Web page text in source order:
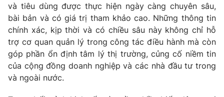
và tiêu dùng được thực hiện ngày càng chuyên sâu,
bài bản và có giá trị tham khảo cao. Những thông tin
chính xác, kịp thời và có chiều sâu này không chỉ hỗ
trợ cơ quan quản lý trong công tác điều hành mà còn
góp phần ổn định tâm lý thị trường, củng cố niềm tin
của cộng đồng doanh nghiệp và các nhà đầu tư trong
và ngoài nước.